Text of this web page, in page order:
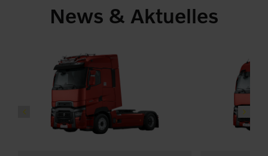
News & Aktuelles